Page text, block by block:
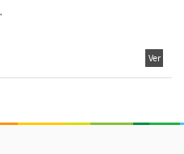
Ver
Mais